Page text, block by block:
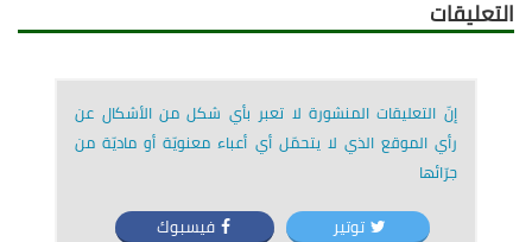
التعليقات
إنّ التعليقات المنشورة لا تعبر بأي شكل من الأشكال عن
رأي الموقع الذي لا يتحمّل أي أعباء معنويّة أو ماديّة من
جرّائها
توتير فيسبوك